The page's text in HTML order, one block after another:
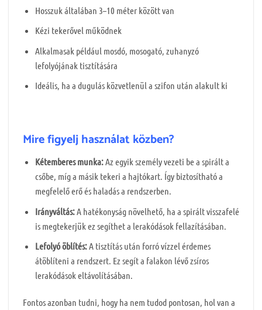
Hosszuk általában 3–10 méter között van
Kézi tekerővel működnek
Alkalmasak például mosdó, mosogató, zuhanyzó
lefolyójának tisztítására
Ideális, ha a dugulás közvetlenül a szifon után alakult ki
Mire figyelj használat közben?
Kétemberes munka:Az egyik személy vezeti be a spirált a
csőbe, míg a másik tekeri a hajtókart. Így biztosítható a
megfelelő erő és haladás a rendszerben.
Irányváltás:A hatékonyság növelhető, ha a spirált visszafelé
is megtekerjük ez segíthet a lerakódások fellazításában.
Lefolyó öblítés:A tisztítás után forró vízzel érdemes
átöblíteni a rendszert. Ez segít a falakon lévő zsíros
lerakódások eltávolításában.
Fontos azonban tudni, hogy ha nem tudod pontosan, hol van a